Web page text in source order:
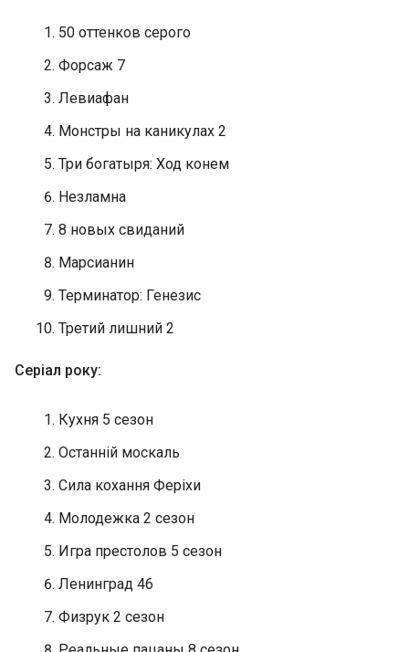
50 оттенков серого
Форсаж 7
Левиафан
Монстры на каникулах 2
Три богатыря: Ход конем
Незламна
8 новых свиданий
Марсианин
Терминатор: Генезис
Третий лишний 2
Серіал року:
Кухня 5 сезон
Останній москаль
Сила кохання Феріхи
Молодежка 2 сезон
Игра престолов 5 сезон
Ленинград 46
Физрук 2 сезон